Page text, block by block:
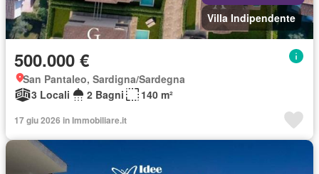
Villa Indipendente
500.000 €
San Pantaleo, Sardigna/Sardegna
3 Locali
2 Bagni 140 m²
17 giu 2026 in Immobiliare.it